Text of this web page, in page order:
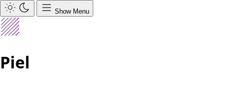
Show Menu
Piel